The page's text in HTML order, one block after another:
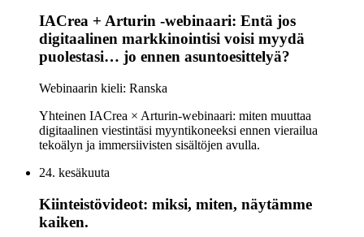
IACrea + Arturin -webinaari: Entä jos
digitaalinen markkinointisi voisi myydä
puolestasi… jo ennen asuntoesittelyä?
Webinaarin kieli: Ranska
Yhteinen IACrea × Arturin-webinaari: miten muuttaa
digitaalinen viestintäsi myyntikoneeksi ennen vierailua
tekoälyn ja immersiivisten sisältöjen avulla.
24. kesäkuuta
Kiinteistövideot: miksi, miten, näytämme
kaiken.